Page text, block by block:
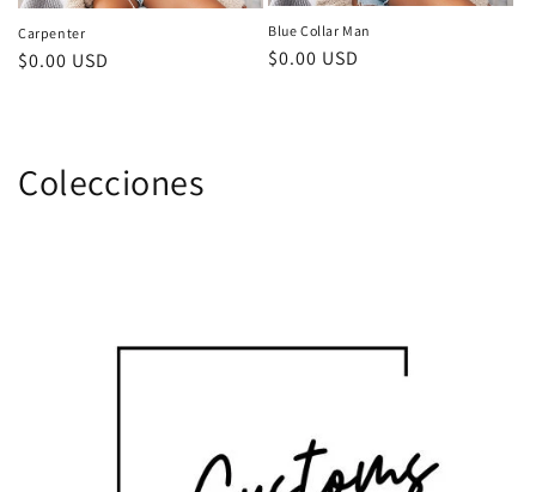
Carpenter
Precio
$0.00 USD
Blue Collar Man
Precio
$0.00 USD
Colecciones